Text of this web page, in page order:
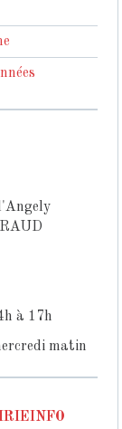
à 17h
matin